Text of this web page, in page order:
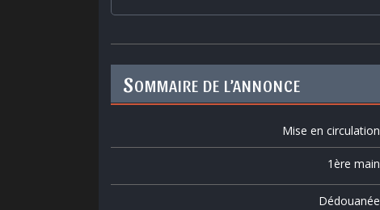
SOMMAIRE DE L’ANNONCE
Mise en circulation
1ère main
Dédouanée